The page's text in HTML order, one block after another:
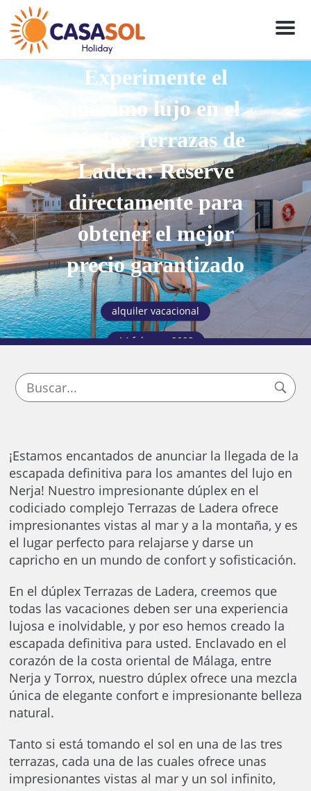
Menu
Experimente el
máximo lujo en el
dúplex Terrazas de
Ladera: Reserve
directamente para
obtener el mejor
precio garantizado
alquiler vacacional
14 febrero, 2023
¡Estamos encantados de anunciar la llegada de la
escapada definitiva para los amantes del lujo en
Nerja! Nuestro impresionante dúplex en el
codiciado complejo Terrazas de Ladera ofrece
impresionantes vistas al mar y a la montaña, y es
el lugar perfecto para relajarse y darse un
capricho en un mundo de confort y sofisticación.
En el dúplex Terrazas de Ladera, creemos que
todas las vacaciones deben ser una experiencia
lujosa e inolvidable, y por eso hemos creado la
escapada definitiva para usted. Enclavado en el
corazón de la costa oriental de Málaga, entre
Nerja y Torrox, nuestro dúplex ofrece una mezcla
única de elegante confort e impresionante belleza
natural.
Tanto si está tomando el sol en una de las tres
terrazas, cada una de las cuales ofrece unas
impresionantes vistas al mar y un sol infinito,